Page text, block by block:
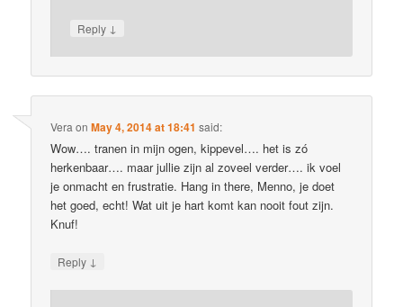
Reply ↓
Vera onMay 4, 2014 at 18:41 said:
Wow…. tranen in mijn ogen, kippevel…. het is zó
herkenbaar…. maar jullie zijn al zoveel verder…. ik voel
je onmacht en frustratie. Hang in there, Menno, je doet
het goed, echt! Wat uit je hart komt kan nooit fout zijn.
Knuf!
Reply ↓